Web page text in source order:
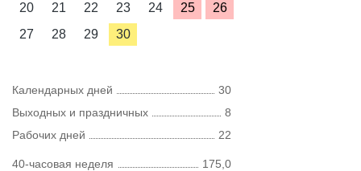
20
21 22 23 24 25
26
27
28 29 30
Календарных дней
30
Выходных и праздничных
8
Рабочих дней
22
40-часовая неделя
175,0